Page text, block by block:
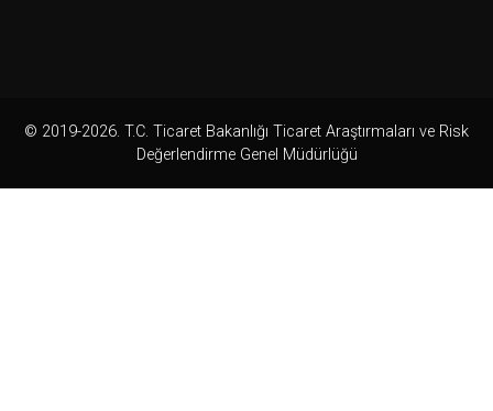
© 2019-2026. T.C. Ticaret Bakanlığı Ticaret Araştırmaları ve Risk
Değerlendirme Genel Müdürlüğü